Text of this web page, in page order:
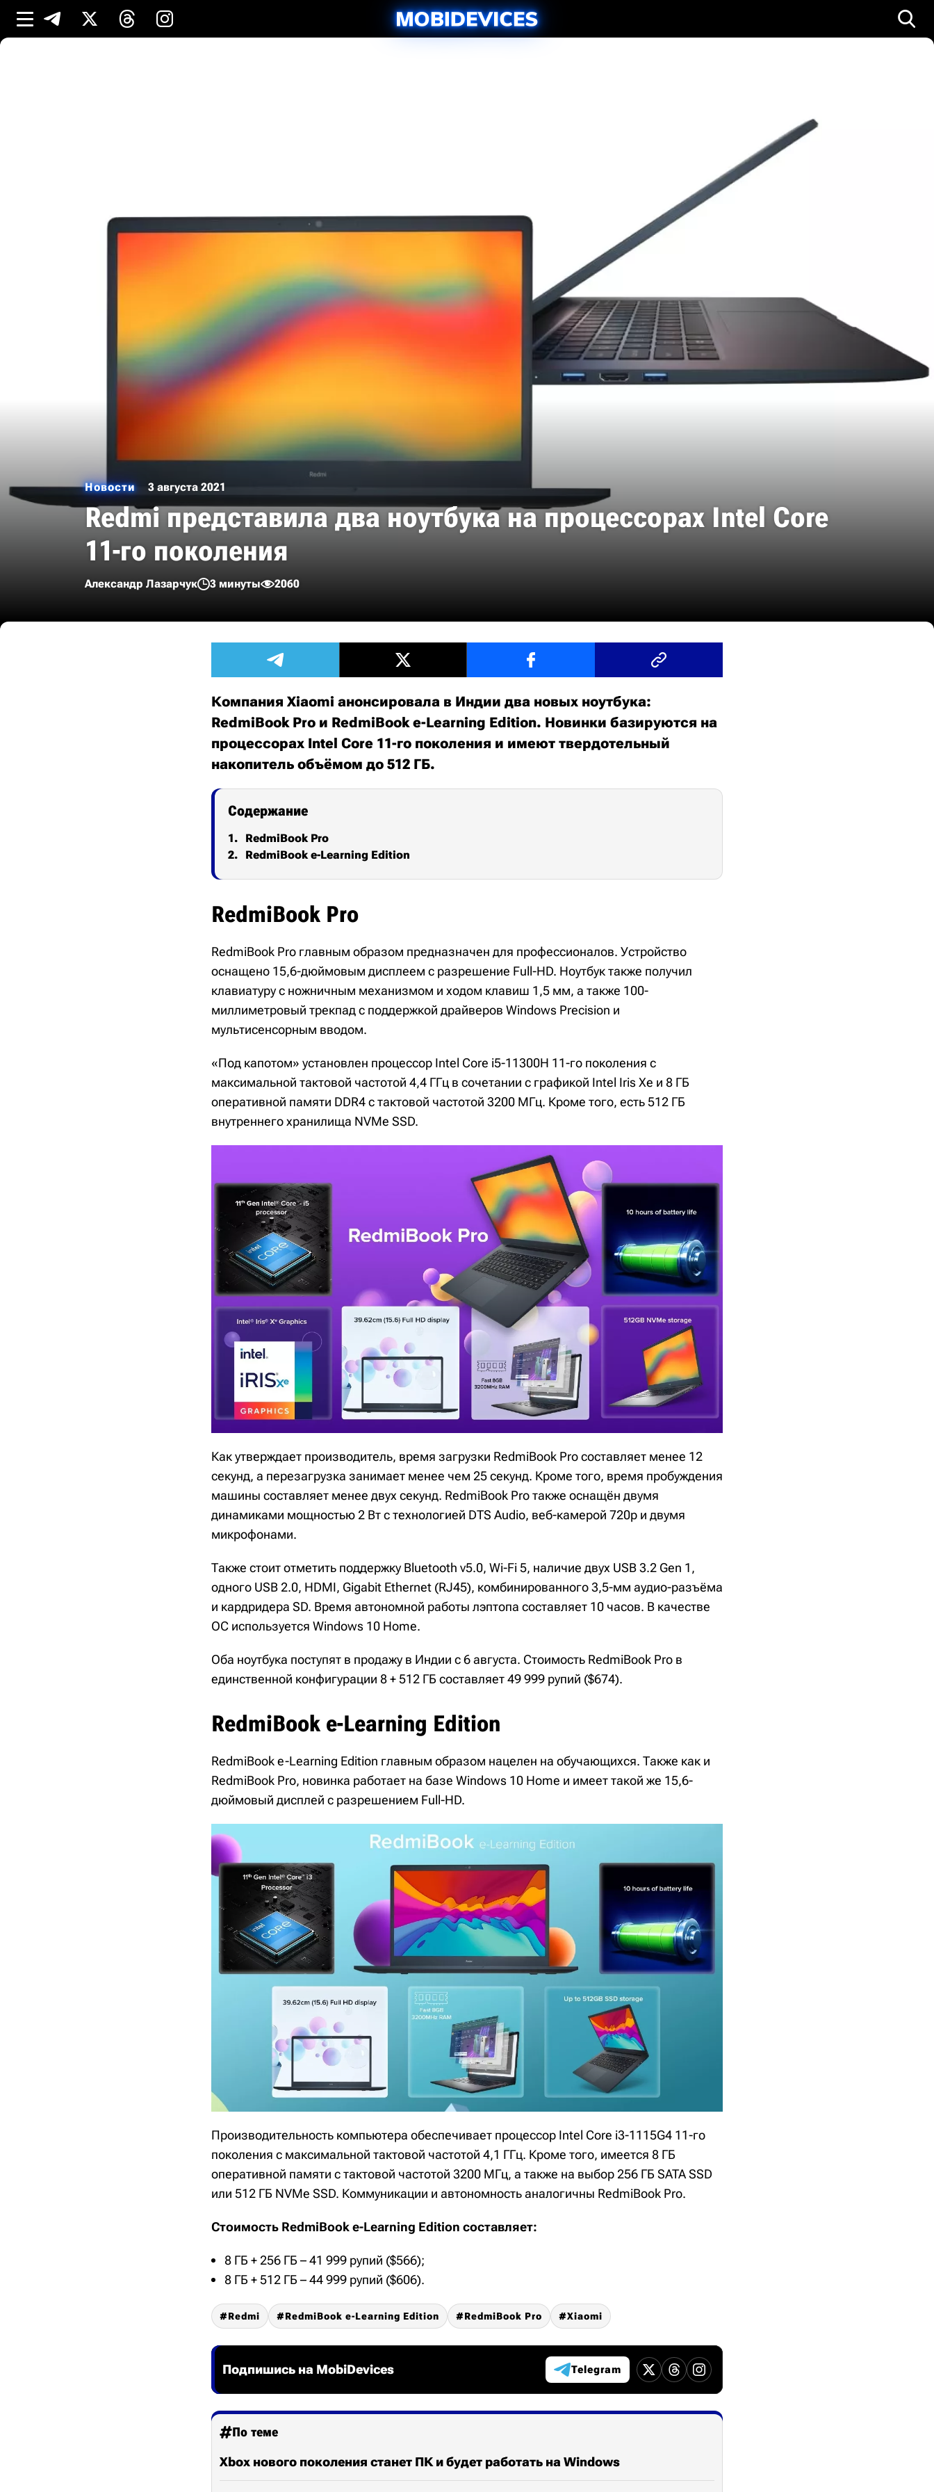
Новости 3 августа 2021
Redmi представила два ноутбука на процессорах Intel Core
11-го поколения
Александр Лазарчук 3 минуты 2060
Компания Xiaomi анонсировала в Индии два новых ноутбука:
RedmiBook Pro и RedmiBook e-Learning Edition. Новинки базируются на
процессорах Intel Core 11-го поколения и имеют твердотельный
накопитель объёмом до 512 ГБ.
Содержание
RedmiBook Pro
RedmiBook e-Learning Edition
RedmiBook Pro
RedmiBook Pro главным образом предназначен для профессионалов. Устройство
оснащено 15,6-дюймовым дисплеем с разрешение Full-HD. Ноутбук также получил
клавиатуру с ножничным механизмом и ходом клавиш 1,5 мм, а также 100-
миллиметровый трекпад с поддержкой драйверов Windows Precision и
мультисенсорным вводом.
«Под капотом» установлен процессор Intel Core i5-11300H 11-го поколения с
максимальной тактовой частотой 4,4 ГГц в сочетании с графикой Intel Iris Xe и 8 ГБ
оперативной памяти DDR4 с тактовой частотой 3200 МГц. Кроме того, есть 512 ГБ
внутреннего хранилища NVMe SSD.
Как утверждает производитель, время загрузки RedmiBook Pro составляет менее 12
секунд, а перезагрузка занимает менее чем 25 секунд. Кроме того, время пробуждения
машины составляет менее двух секунд. RedmiBook Pro также оснащён двумя
динамиками мощностью 2 Вт с технологией DTS Audio, веб-камерой 720p и двумя
микрофонами.
Также стоит отметить поддержку Bluetooth v5.0, Wi-Fi 5, наличие двух USB 3.2 Gen 1,
одного USB 2.0, HDMI, Gigabit Ethernet (RJ45), комбинированного 3,5-мм аудио-разъёма
и кардридера SD. Время автономной работы лэптопа составляет 10 часов. В качестве
ОС используется Windows 10 Home.
Оба ноутбука поступят в продажу в Индии с 6 августа. Стоимость RedmiBook Pro в
единственной конфигурации 8 + 512 ГБ составляет 49 999 рупий ($674).
RedmiBook e-Learning Edition
RedmiBook e-Learning Edition главным образом нацелен на обучающихся. Также как и
RedmiBook Pro, новинка работает на базе Windows 10 Home и имеет такой же 15,6-
дюймовый дисплей с разрешением Full-HD.
Производительность компьютера обеспечивает процессор Intel Core i3-1115G4 11-го
поколения с максимальной тактовой частотой 4,1 ГГц. Кроме того, имеется 8 ГБ
оперативной памяти с тактовой частотой 3200 МГц, а также на выбор 256 ГБ SATA SSD
или 512 ГБ NVMe SSD. Коммуникации и автономность аналогичны RedmiBook Pro.
Стоимость RedmiBook e-Learning Edition составляет:
8 ГБ + 256 ГБ – 41 999 рупий ($566);
8 ГБ + 512 ГБ – 44 999 рупий ($606).
Redmi RedmiBook e-Learning Edition RedmiBook Pro Xiaomi
Подпишись на MobiDevices Telegram
По теме
Xbox нового поколения станет ПК и будет работать на Windows